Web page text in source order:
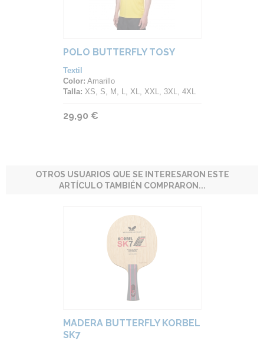
POLO BUTTERFLY TOSY
Textil
Color: Amarillo
Talla: XS, S, M, L, XL, XXL, 3XL, 4XL
29,90 €
OTROS USUARIOS QUE SE INTERESARON ESTE
ARTÍCULO TAMBIÉN COMPRARON...
MADERA BUTTERFLY KORBEL
SK7